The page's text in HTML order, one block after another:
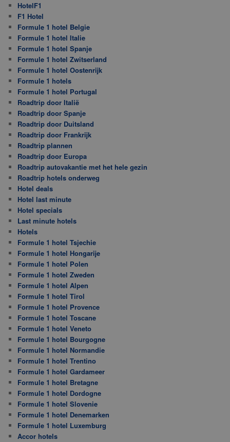
HotelF1
F1 Hotel
Formule 1 hotel Belgie
Formule 1 hotel Italie
Formule 1 hotel Spanje
Formule 1 hotel Zwitserland
Formule 1 hotel Oostenrijk
Formule 1 hotels
Formule 1 hotel Portugal
Roadtrip door Italië
Roadtrip door Spanje
Roadtrip door Duitsland
Roadtrip door Frankrijk
Roadtrip plannen
Roadtrip door Europa
Roadtrip autovakantie met het hele gezin
Roadtrip hotels onderweg
Hotel deals
Hotel last minute
Hotel specials
Last minute hotels
Hotels
Formule 1 hotel Tsjechie
Formule 1 hotel Hongarije
Formule 1 hotel Polen
Formule 1 hotel Zweden
Formule 1 hotel Alpen
Formule 1 hotel Tirol
Formule 1 hotel Provence
Formule 1 hotel Toscane
Formule 1 hotel Veneto
Formule 1 hotel Bourgogne
Formule 1 hotel Normandie
Formule 1 hotel Trentino
Formule 1 hotel Gardameer
Formule 1 hotel Bretagne
Formule 1 hotel Dordogne
Formule 1 hotel Slovenie
Formule 1 hotel Denemarken
Formule 1 hotel Luxemburg
Accor hotels